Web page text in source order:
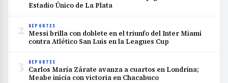
Estadio Único de La Plata
2 DEPORTES
Messi brilla con doblete en el triunfo del Inter Miami
contra Atlético San Luis en la Leagues Cup
3 DEPORTES
Carlos María Zárate avanza a cuartos en Londrina;
Meabe inicia con victoria en Chacabuco